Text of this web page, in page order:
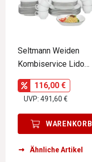
Seltmann Weiden
Kombiservice Lido
Black Line 30-tlg.
eckig
116,00 €
UVP: 491,60 €
WARENKORB
Ähnliche Artikel